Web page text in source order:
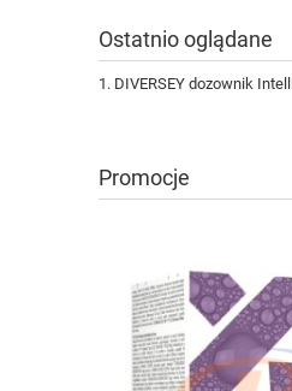
Ostatnio oglądane
DIVERSEY dozownik
Promocje